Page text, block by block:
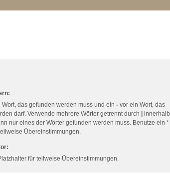
Wort, das gefunden werden muss und ein - vor ein Wort, das
darf. Verwende mehrere Wörter getrennt durch
innerhalb
nur eines der Wörter gefunden werden muss. Benutze ein *
Übereinstimmungen.
für teilweise Übereinstimmungen.